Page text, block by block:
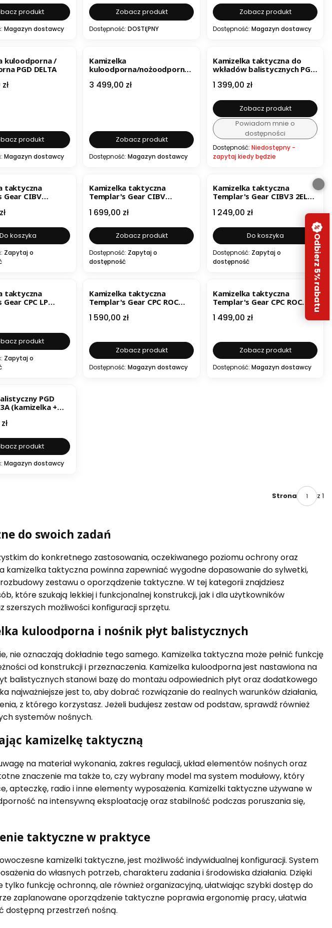
produkt
Magazyn dostawcy
Zobacz produkt
Dostępność: DOSTĘPNY
Zobacz produkt
Dostępność: Magazyn dostawcy
kuloodporna /
PGD DELTA
produkt
Magazyn dostawcy
Kamizelka
kuloodporna/nożoodporna
Cena
3 499,00 zł
Zobacz produkt
Dostępność: Magazyn dostawcy
Kamizelka taktyczna do
wkładów balistycznych PGD
Cena
1 399,00 zł
Zobacz produkt
Powiadom mnie o
dostępności
Dostępność: Niedostępny -
zapytaj kiedy będzie
taktyczna
Gear CIBV
Do koszyka
Zapytaj o
Kamizelka taktyczna
Templar's Gear CIBV
Cena
1 699,00 zł
Zobacz produkt
Dostępność: Zapytaj o
dostępność
Kamizelka taktyczna
Templar's Gear CIBV3 2EL
Cena
1 249,00 zł
Do koszyka
Dostępność: Zapytaj o
dostępność
taktyczna
CPC LP
produkt
Zapytaj o
Kamizelka taktyczna
Templar's Gear CPC ROC
Cena
1 590,00 zł
Zobacz produkt
Dostępność: Magazyn dostawcy
Kamizelka taktyczna
Templar's Gear CPC ROC
Cena
1 499,00 zł
Zobacz produkt
Dostępność: Magazyn dostawcy
PGD
3A (kamizelka +
produkt
Magazyn dostawcy
Strona z 1
do swoich zadań
do konkretnego zastosowania, oczekiwanego poziomu ochrony oraz
kamizelka taktyczna powinna zapewniać wygodne dopasowanie do sylwetki,
zestawu o oporządzenie taktyczne. W tej kategorii znajdziesz
które szukają lekkiej i funkcjonalnej konstrukcji, jak i dla użytkowników
szerszych możliwości konfiguracji sprzętu.
kuloodporna i nośnik płyt balistycznych
nie oznaczają dokładnie tego samego. Kamizelka taktyczna może pełnić funkcję
od konstrukcji i przeznaczenia. Kamizelka kuloodporna jest nastawiona na
balistycznych stanowi bazę do montażu odpowiednich płyt oraz dodatkowego
najważniejsze jest to, aby dobrać rozwiązanie do realnych warunków działania,
z którego korzystasz. Jeżeli budujesz zestaw od podstaw, sprawdź również
systemów nośnych.
kamizelkę taktyczną
na materiał wykonania, zakres regulacji, układ elementów nośnych oraz
znaczenie ma także to, czy wybrany model ma system modułowy, który
apteczkę, radio i inne elementy wyposażenia. Kamizelki taktyczne używane w
na intensywną eksploatację oraz stabilność podczas poruszania się,
taktyczne w praktyce
kamizelki taktyczne, jest możliwość indywidualnej konfiguracji. System
do własnych potrzeb, charakteru zadania i środowiska działania. Dzięki
funkcję ochronną, ale również organizacyjną, ułatwiając szybki dostęp do
zaplanowane oporządzenie taktyczne poprawia ergonomię pracy, ułatwia
dostępną przestrzeń nośną.
Odbierz 5% rabatu